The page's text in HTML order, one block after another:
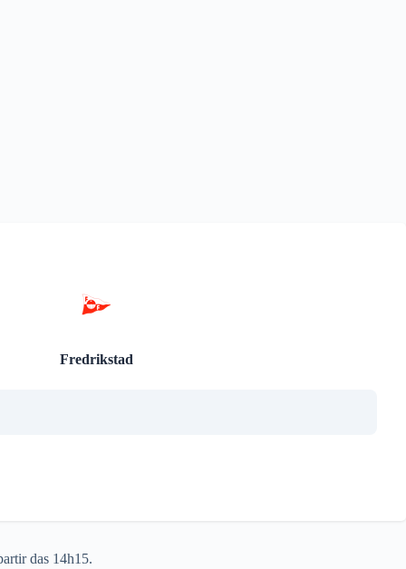
Fredrikstad
das 14h15.